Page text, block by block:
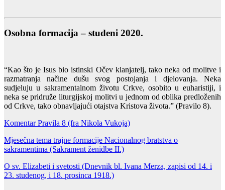
Osobna formacija – studeni 2020.
“Kao što je Isus bio istinski Očev klanjatelj, tako neka od molitve i
razmatranja načine dušu svog postojanja i djelovanja. Neka
sudjeluju u sakramentalnom životu Crkve, osobito u euharistiji, i
neka se pridruže liturgijskoj molitvi u jednom od oblika predloženih
od Crkve, tako obnavljajući otajstva Kristova života.” (Pravilo 8).
Komentar Pravila 8 (fra Nikola Vukoja)
Mjesečna tema trajne formacije Nacionalnog bratstva o
sakramentima (Sakrament ženidbe II.)
O sv. Elizabeti i svetosti (Dnevnik bl. Ivana Merza, zapisi od 14. i
23. studenog, i 18. prosinca 1918.)